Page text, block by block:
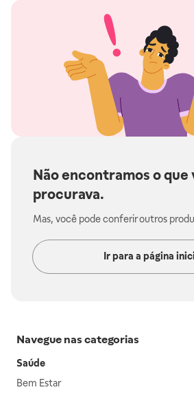
Não encontramos o que
procurava.
Mas, você pode conferir outros
Ir para a página
Navegue nas categorias
Saúde
Bem Estar